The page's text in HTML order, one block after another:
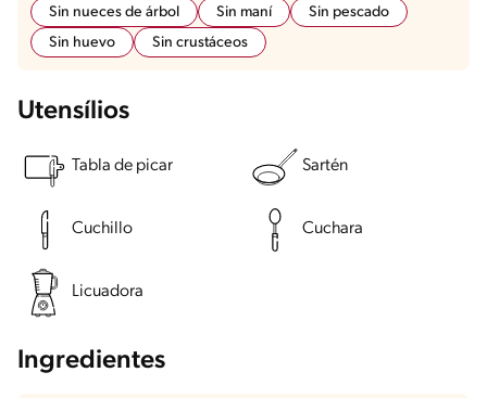
Sin nueces de árbol Sin maní
Sin pescado
Sin huevo
Sin crustáceos
Utensílios
Tabla de picar Sartén
Cuchillo Cuchara
Licuadora
Ingredientes